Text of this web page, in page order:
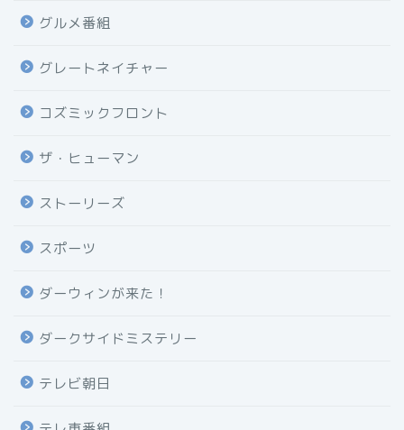
グルメ番組
グレートネイチャー
コズミックフロント
ザ・ヒューマン
ストーリーズ
スポーツ
ダーウィンが来た！
ダークサイドミステリー
テレビ朝日